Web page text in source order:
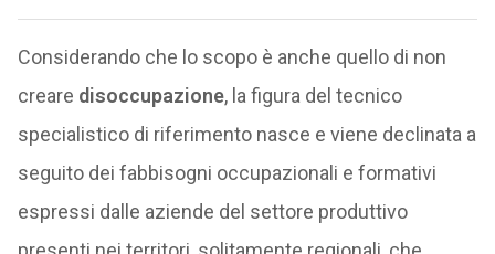
Considerando che lo scopo è anche quello di non
creare disoccupazione, la figura del tecnico
specialistico di riferimento nasce e viene declinata a
seguito dei fabbisogni occupazionali e formativi
espressi dalle aziende del settore produttivo